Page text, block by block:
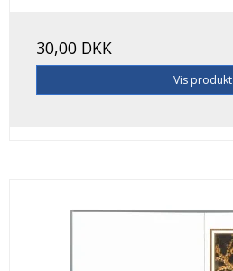
30,00 DKK
Vis produkt